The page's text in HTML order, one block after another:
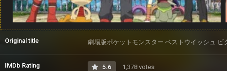
Original title 劇場版ポケットモンスター ベストウイッシュ ビ
IMDb Rating 5.6 1,378 votes